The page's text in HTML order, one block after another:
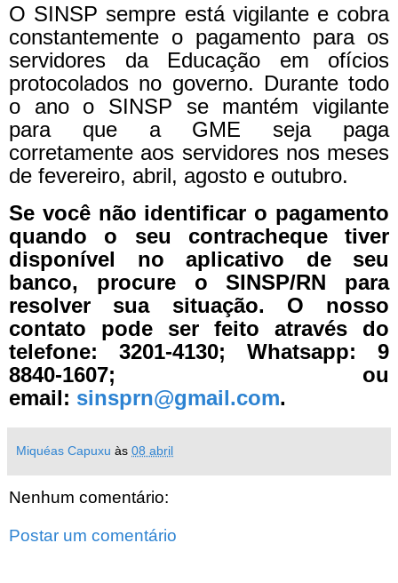
O SINSP sempre está vigilante e cobra
constantemente o pagamento para os
servidores da Educação em ofícios
protocolados no governo. Durante todo
o ano o SINSP se mantém vigilante
para que a GME seja paga
corretamente aos servidores nos meses
de fevereiro, abril, agosto e outubro.
Se você não identificar o pagamento
quando o seu contracheque tiver
disponível no aplicativo de seu
banco, procure o SINSP/RN para
resolver sua situação. O nosso
contato pode ser feito através do
telefone: 3201-4130; Whatsapp: 9
8840-1607; ou
email: sinsprn@gmail.com.
Miquéas Capuxu às 08 abril
Nenhum comentário:
Postar um comentário